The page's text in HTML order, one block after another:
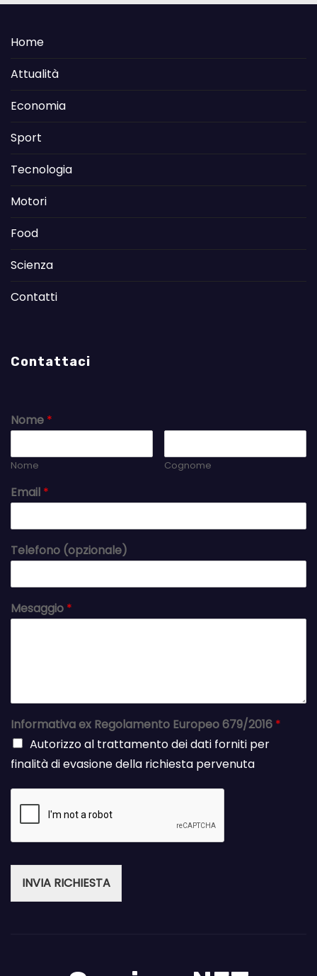
Home
Attualità
Economia
Sport
Tecnologia
Motori
Food
Scienza
Contatti
Contattaci
Nome *
Nome Cognome
Email *
Telefono (opzionale)
Mesaggio *
Informativa ex Regolamento Europeo 679/2016 *
Autorizzo al trattamento dei dati forniti per
finalità di evasione della richiesta pervenuta
INVIA RICHIESTA